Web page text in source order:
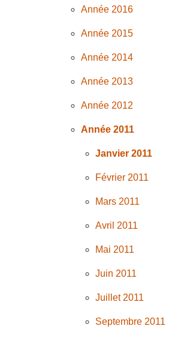
Année 2016
Année 2015
Année 2014
Année 2013
Année 2012
Année 2011
Janvier 2011
Février 2011
Mars 2011
Avril 2011
Mai 2011
Juin 2011
Juillet 2011
Septembre 2011